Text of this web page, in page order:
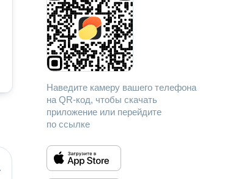
Наведите камеру вашего телефона
на QR-код, чтобы скачать
приложение или перейдите
по ссылке